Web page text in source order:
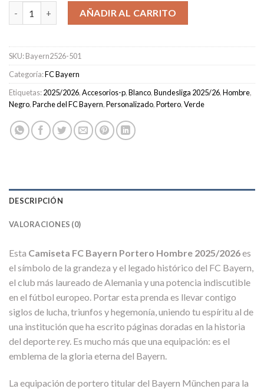
Camiseta FC Bayern Portero Hombre 2025/2026 cantidad
AÑADIR AL CARRITO
SKU:Bayern2526-501
Categoría:FC Bayern
Etiquetas:2025/2026,Accesorios-p,Blanco,Bundesliga 2025/26,Hombre,
Negro,Parche del FC Bayern,Personalizado,Portero,Verde
DESCRIPCIÓN
VALORACIONES (0)
Esta Camiseta FC Bayern Portero Hombre 2025/2026es
el símbolo de la grandeza y el legado histórico del FC Bayern,
el club más laureado de Alemania y una potencia indiscutible
en el fútbol europeo. Portar esta prenda es llevar contigo
siglos de lucha, triunfos y hegemonía, uniendo tu espíritu al de
una institución que ha escrito páginas doradas en la historia
del deporte rey. Es mucho más que una equipación: es el
emblema de la gloria eterna del Bayern.
La equipación de portero titular del Bayern München para la